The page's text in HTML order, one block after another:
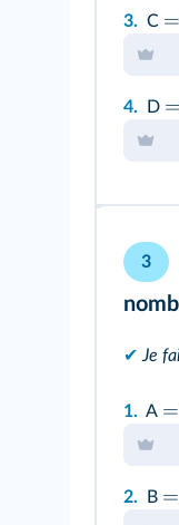
3. C =
4. D =
3
✔ Je
1. A =
2. B =